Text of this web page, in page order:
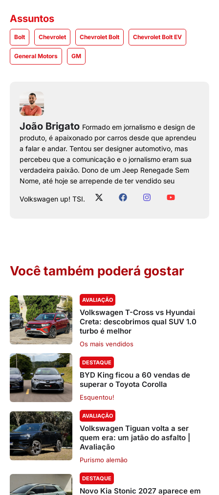
Assuntos
Bolt Chevrolet Chevrolet Bolt Chevrolet Bolt EV
General Motors GM
João Brigato Formado em jornalismo e design de
produto, é apaixonado por carros desde que aprendeu
a falar e andar. Tentou ser designer automotivo, mas
percebeu que a comunicação e o jornalismo eram sua
verdadeira paixão. Dono de um Jeep Renegade Sem
Nome, até hoje se arrepende de ter vendido seu
Volkswagen up! TSI.
Você também poderá gostar
AVALIAÇÃO
Volkswagen T-Cross vs Hyundai
Creta: descobrimos qual SUV 1.0
turbo é melhor
Os mais vendidos
DESTAQUE
BYD King ficou a 60 vendas de
superar o Toyota Corolla
Esquentou!
AVALIAÇÃO
Volkswagen Tiguan volta a ser
quem era: um jatão do asfalto |
Avaliação
Purismo alemão
DESTAQUE
Novo Kia Stonic 2027 aparece em